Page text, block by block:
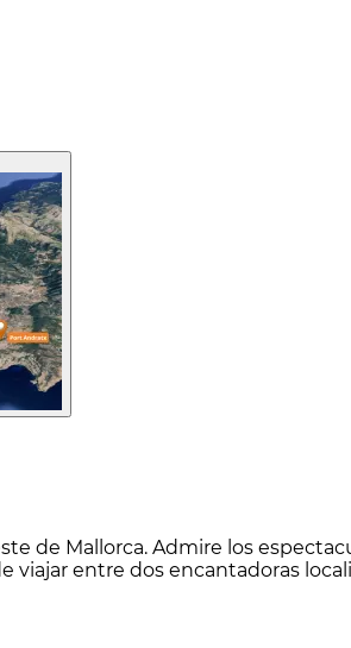
de Mallorca. Admire los
viajar entre dos encantadoras